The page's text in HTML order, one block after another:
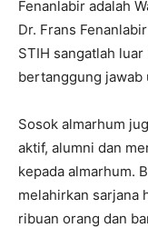
Fenanlabir adalah
Dr. Frans
STIH sangatlah
bertanggung jawab
Sosok almarhum
aktif, alumni dan
kepada almarhum.
melahirkan sarjana
ribuan orang dan